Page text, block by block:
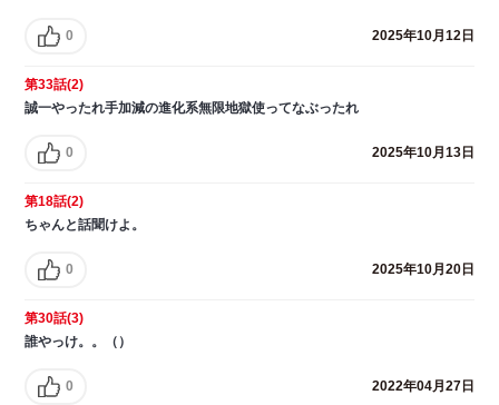
0 2025年10月12日
第33話(2)
誠一やったれ手加減の進化系無限地獄使ってなぶったれ
0 2025年10月13日
第18話(2)
ちゃんと話聞けよ。
0 2025年10月20日
第30話(3)
誰やっけ。。（）
0 2022年04月27日